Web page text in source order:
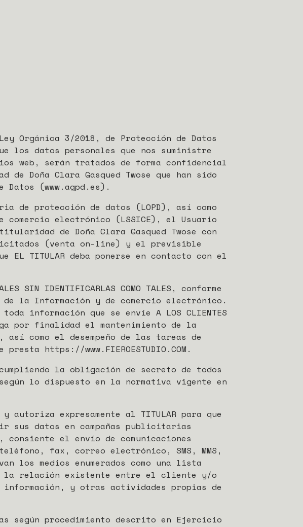
Orgánica 3/2018, de Protección de Datos
los datos personales que nos suministre
web, serán tratados de forma confidencial
Doña Clara Gasqued Twose que han sido
(www.agpd.es).
de protección de datos (LOPD), así como
electrónico (LSSICE), el Usuario
de Doña Clara Gasqued Twose con
(venta on-line) y el previsible
TITULAR deba ponerse en contacto con el
SIN IDENTIFICARLAS COMO TALES, conforme
la Información y de comercio electrónico.
información que se envíe A LOS CLIENTES
por finalidad el mantenimiento de la
como el desempeño de las tareas de
https://www.FIEROESTUDIO.COM.
la obligación de secreto de todos
lo dispuesto en la normativa vigente en
autoriza expresamente al TITULAR para que
datos en campañas publicitarias
consiente el envío de comunicaciones
fax, correo electrónico, SMS, MMS,
medios enumerados como una lista
la relación existente entre el cliente y/o
información, y otras actividades propias de
según procedimiento descrito en Ejercicio